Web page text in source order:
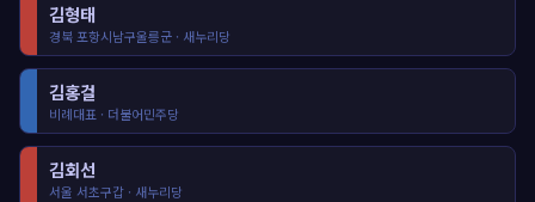
김형태
경북 포항시남구울릉군 · 새누리당
김홍걸
비례대표 · 더불어민주당
김회선
서울 서초구갑 · 새누리당